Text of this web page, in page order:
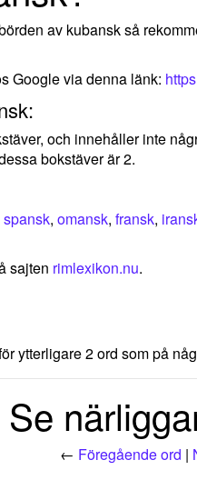
av kubansk så
Google via denna länk:
och innehåller inte
bokstäver är 2.
spansk, omansk, fransk,
sajten rimlexikon.nu.
ytterligare 2 ord som på
Se
← Föregående ord |